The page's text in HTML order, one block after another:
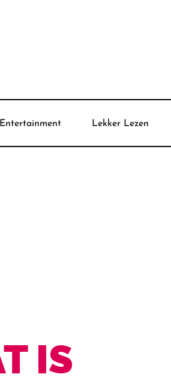
Entertainment Lekker Lezen
IS